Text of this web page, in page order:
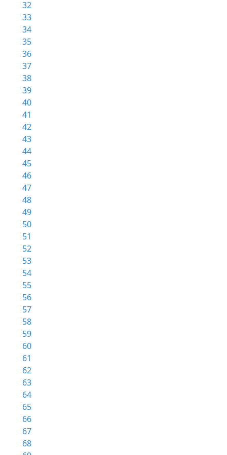
32
33
34
35
36
37
38
39
40
41
42
43
44
45
46
47
48
49
50
51
52
53
54
55
56
57
58
59
60
61
62
63
64
65
66
67
68